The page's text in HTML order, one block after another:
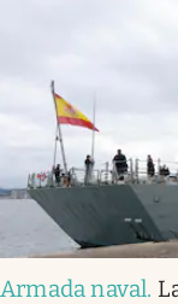
Armada naval.